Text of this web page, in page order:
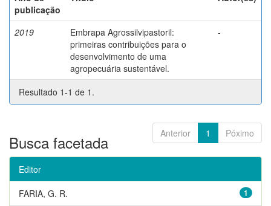
publicação
2019
Embrapa Agrossilvipastoril:
primeiras contribuições para o
desenvolvimento de uma
agropecuária sustentável.
-
Resultado 1-1 de 1.
Anterior 1 Póximo
Busca facetada
Editor
1
FARIA, G. R.